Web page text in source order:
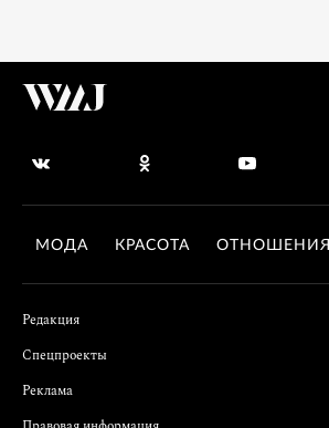
МОДА КРАСОТА ОТНОШЕНИЯ
Редакция
Спецпроекты
Реклама